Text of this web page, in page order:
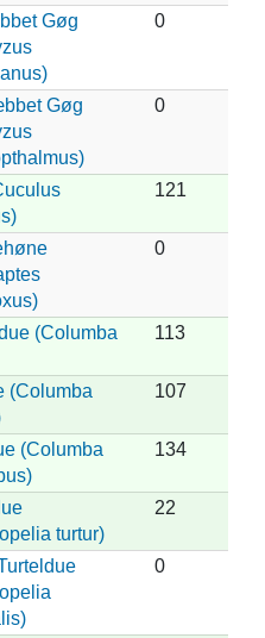
Gøg
0
Gøg
0
121
0
(Columba
113
(Columba
107
(Columba
134
turtur)
22
0